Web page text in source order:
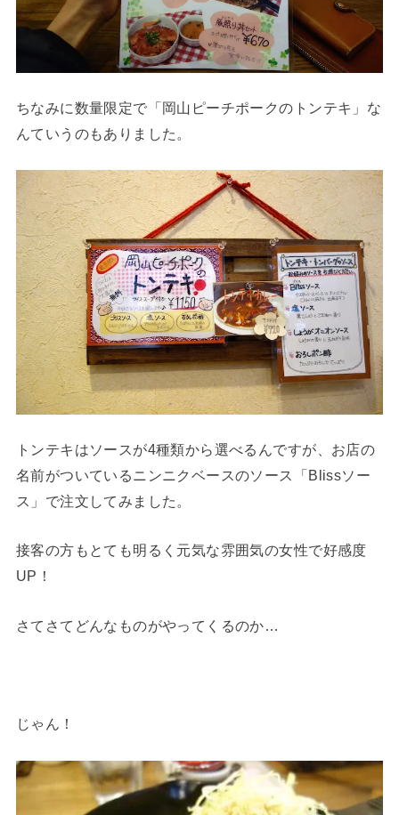
ちなみに数量限定で「岡山ピーチポークのトンテキ」な
んていうのもありました。
トンテキはソースが4種類から選べるんですが、お店の
名前がついているニンニクベースのソース「Blissソー
ス」で注文してみました。
接客の方もとても明るく元気な雰囲気の女性で好感度
UP！
さてさてどんなものがやってくるのか…
じゃん！